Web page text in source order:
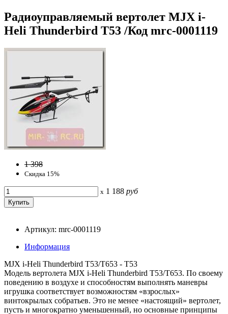
Радиоуправляемый вертолет MJX i-
Heli Thunderbird T53 /Код mrc-0001119
1 398
Скидка 15%
x 1 188 руб
Артикул: mrc-0001119
Информация
MJX i-Heli Thunderbird T53/T653 - T53
Модель вертолета MJX i-Heli Thunderbird T53/T653. По своему
поведению в воздухе и способностям выполнять маневры
игрушка соответствует возможностям «взрослых»
винтокрылых собратьев. Это не менее «настоящий» вертолет,
пусть и многократно уменьшенный, но основные принципы